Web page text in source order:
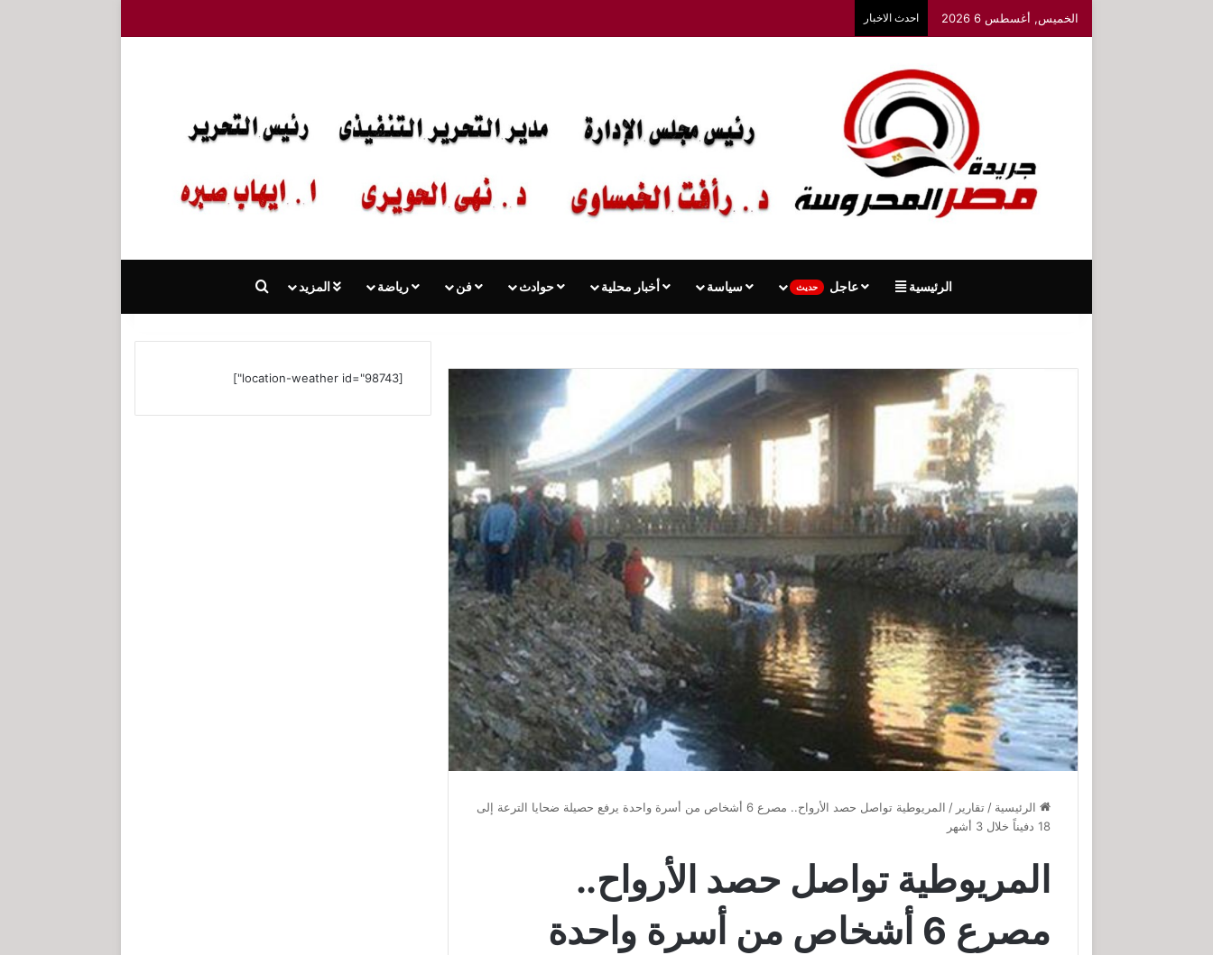
الخميس, أغسطس 6 2026 احدث الاخبار
الرئيسية عاجل حديث سياسة أخبار محلية حوادث فن رياضة المزيد بحث عن
الرئيسية / تقارير /
المريوطية تواصل حصد الأرواح.. مصرع 6 أشخاص من أسرة واحدة يرفع حصيلة ضحايا الترعة إلى
18 دفيناً خلال 3 أشهر
المريوطية تواصل حصد الأرواح..
مصرع 6 أشخاص من أسرة واحدة
[location-weather id="98743"]